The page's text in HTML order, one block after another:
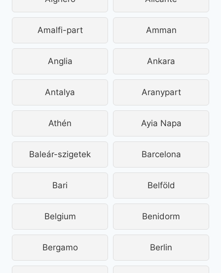
Amalfi-part Amman
Anglia Ankara
Antalya Aranypart
Athén Ayia Napa
Baleár-szigetek Barcelona
Bari Belföld
Belgium Benidorm
Bergamo Berlin